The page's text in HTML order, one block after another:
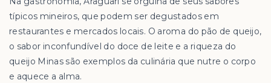
típicos mineiros, que podem ser degustados em
restaurantes e mercados locais. O aroma do pão de queijo,
o sabor inconfundível do doce de leite e a riqueza do
queijo Minas são exemplos da culinária que nutre o corpo
e aquece a alma.